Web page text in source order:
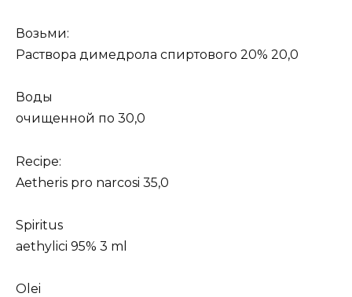
Возьми:
Раствора димедрола спиртового 20% 20,0
Воды
очищенной по 30,0
Recipe:
Aetheris pro narcosi 35,0
Spiritus
aethylici 95% 3 ml
Olei